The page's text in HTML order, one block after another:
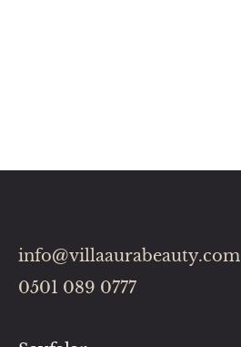
info@villaaurabeauty.com
0501 089 0777